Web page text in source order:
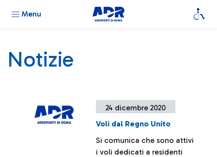
Menu
Notizie
24 dicembre 2020
Voli dal Regno Unito
Si comunica che sono attivi
i voli dedicati a residenti